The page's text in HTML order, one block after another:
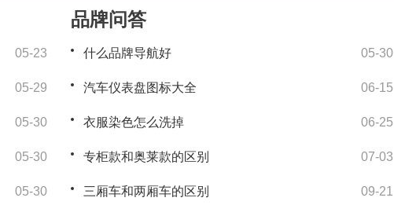
05-23
05-29
05-30
05-30
05-30
品牌问答
什么品牌导航好 05-30
汽车仪表盘图标大全 06-15
衣服染色怎么洗掉 06-25
专柜款和奥莱款的区别 07-03
三厢车和两厢车的区别 09-21